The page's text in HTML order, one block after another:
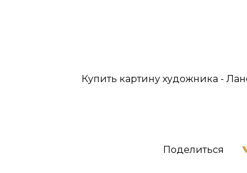
Купить картину художника -
Поделиться